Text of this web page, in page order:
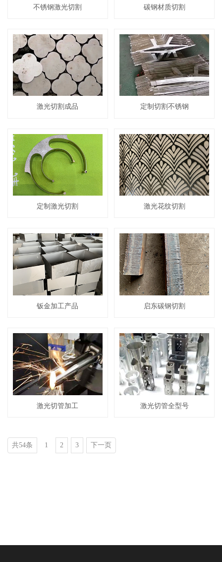
不锈钢激光切割 碳钢材质切割
激光切割成品 定制切割不锈钢
定制激光切割 激光花纹切割
钣金加工产品 启东碳钢切割
激光切管加工 激光切管全型号
共54条 1 2 3 下一页